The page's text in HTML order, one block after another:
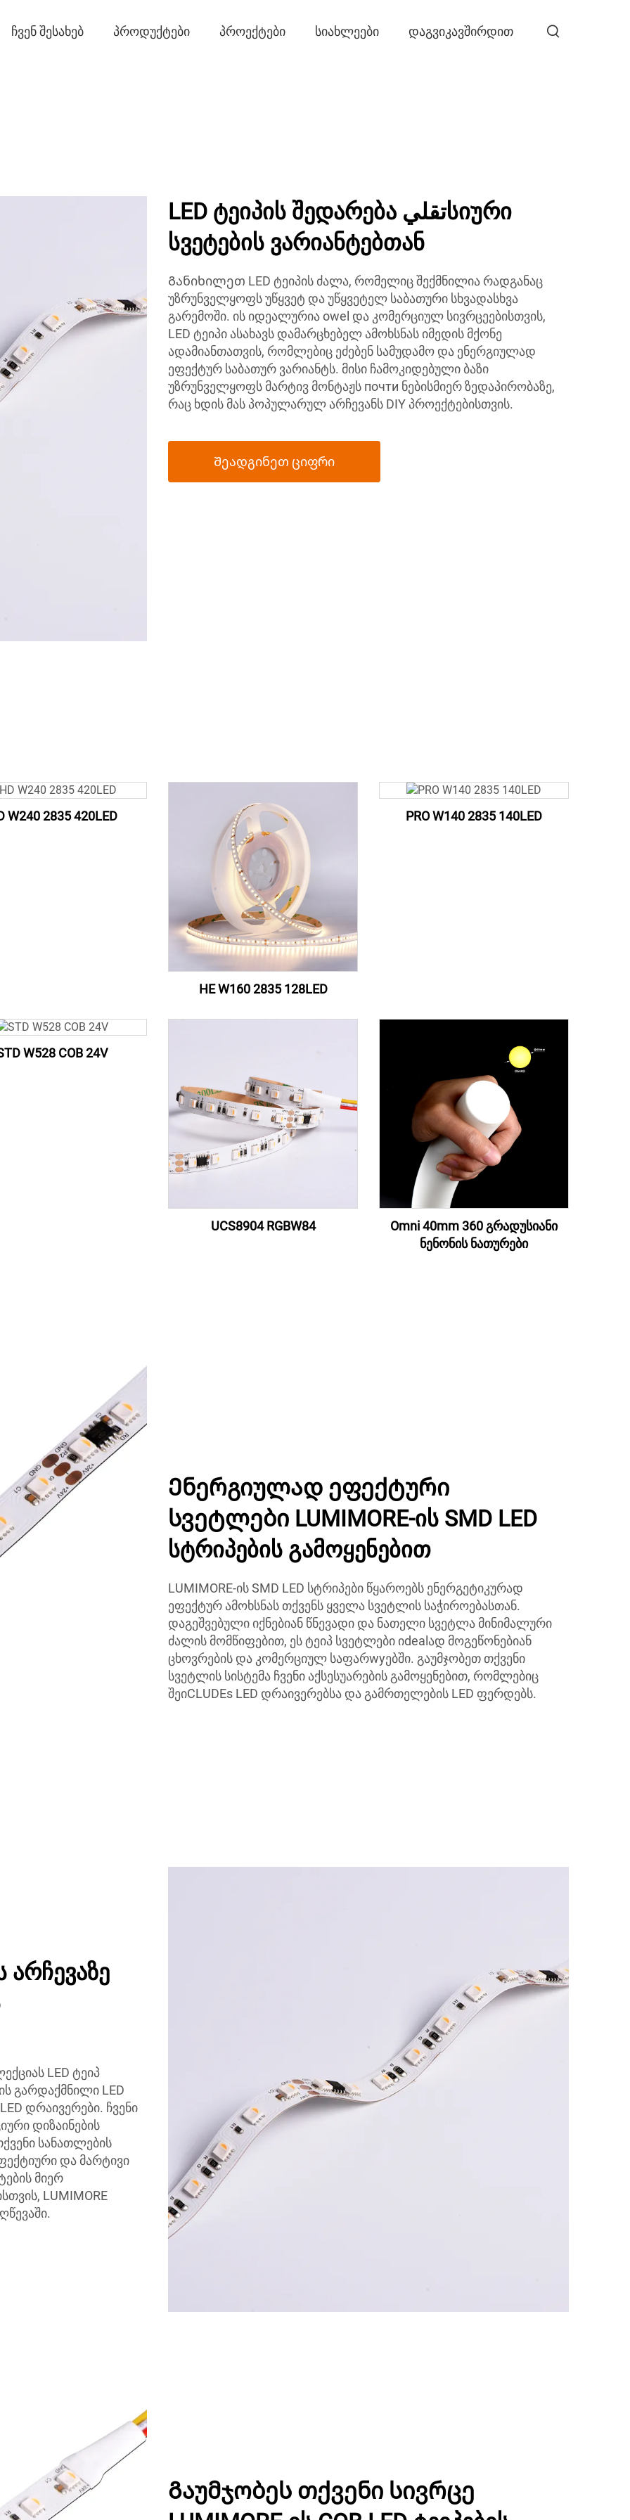
ᲩᲕᲔᲜ ᲨᲔᲡᲐᲮᲔᲑ ᲞᲠᲝᲓᲣᲥᲢᲔᲑᲘ ᲞᲠᲝᲔᲥᲢᲔᲑᲘ ᲡᲘᲐᲮᲚᲔᲔᲑᲘ ᲓᲐᲒᲕᲘᲙᲐᲕᲨᲘᲠᲓᲘᲗ
LED ტეიპის შედარება تقليსიური
სვეტების ვარიანტებთან
Განიხილეთ LED ტეიპის ძალა, რომელიც შექმნილია რადგანაც
უზრუნველყოფს უწყვეტ და უწყვეტელ საბათური სხვადასხვა
გარემოში. ის იდეალურია owel და კომერციულ სივრცეებისთვის,
LED ტეიპი ასახავს დამარცხებელ ამოხსნას იმედის მქონე
ადამიანთათვის, რომლებიც ეძებენ სამუდამო და ენერგიულად
ეფექტურ საბათურ ვარიანტს. მისი ჩამოკიდებული ბაზი
უზრუნველყოფს მარტივ მონტაჟს почти ნებისმიერ ზედაპირობაზე,
რაც ხდის მას პოპულარულ არჩევანს DIY პროექტებისთვის.
Შეადგინეთ ციფრი
W240 2835 420LED
HE W160 2835 128LED
PRO W140 2835 140LED
W528 COB 24V
UCS8904 RGBW84
Omni 40mm 360 გრადუსიანი
ნენონის ნათურები
Ენერგიულად ეფექტური
სვეტლები LUMIMORE-ის SMD LED
სტრიპების გამოყენებით
LUMIMORE-ის SMD LED სტრიპები წყაროებს ენერგეტიკურად
ეფექტურ ამოხსნას თქვენს ყველა სვეტლის საჭიროებასთან.
დაგეშვებული იქნებიან წნევადი და ნათელი სვეტლა მინიმალური
ძალის მომწიფებით, ეს ტეიპ სვეტლები იdealად მოგეწონებიან
ცხოვრების და კომერციულ საფარwyებში. გაუმჯობეთ თქვენი
სვეტლის სისტემა ჩვენი აქსესუარების გამოყენებით, რომლებიც
შეიCLUDEs LED დრაივერებსა და გამრთელების LED ფერდებს.
არჩევაზე
LED ტეიპ
გარდაქმნილი LED
დრაივერები. ჩვენი
დიზაინების
სანათლების
და მარტივი
მიერ
LUMIMORE
Გაუმჯობეს თქვენი სივრცე